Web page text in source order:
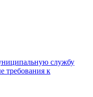
службу
требования к